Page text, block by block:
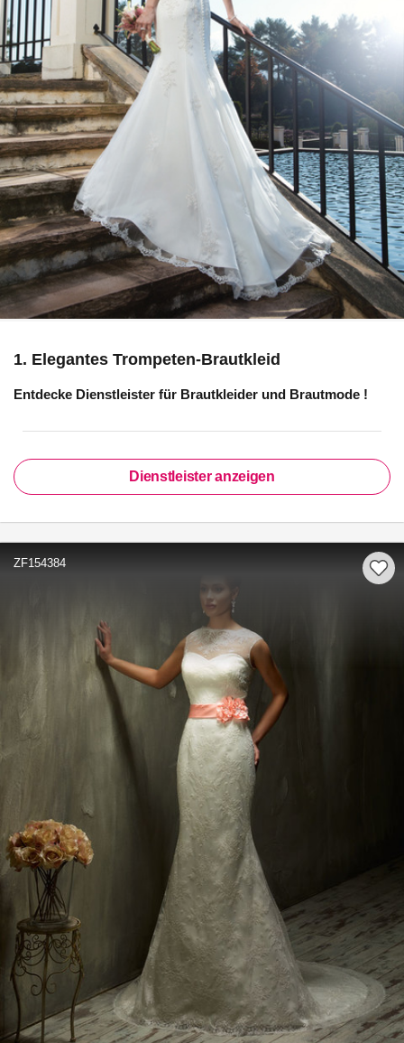
1. Elegantes Trompeten-Brautkleid
Entdecke Dienstleister für Brautkleider und Brautmode !
Dienstleister anzeigen
ZF154384